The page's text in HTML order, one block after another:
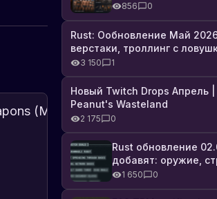
о
модели
первая
модели
Первый
взгляд:
Siege
Weapons
(Модели)
В
этой
статье
рассмотрим
новые
29.10.2024
Об
обновлениях
броня, Industrial
список изменений
856 0
Rust: Ообновление Май
верстаки, троллинг с
DLC3 150 1
Новый Twitch Drops Апрель
Peanut's Wasteland
2 175 0
Rust обновление
добавят: оружие,
технологии и
1 650 0